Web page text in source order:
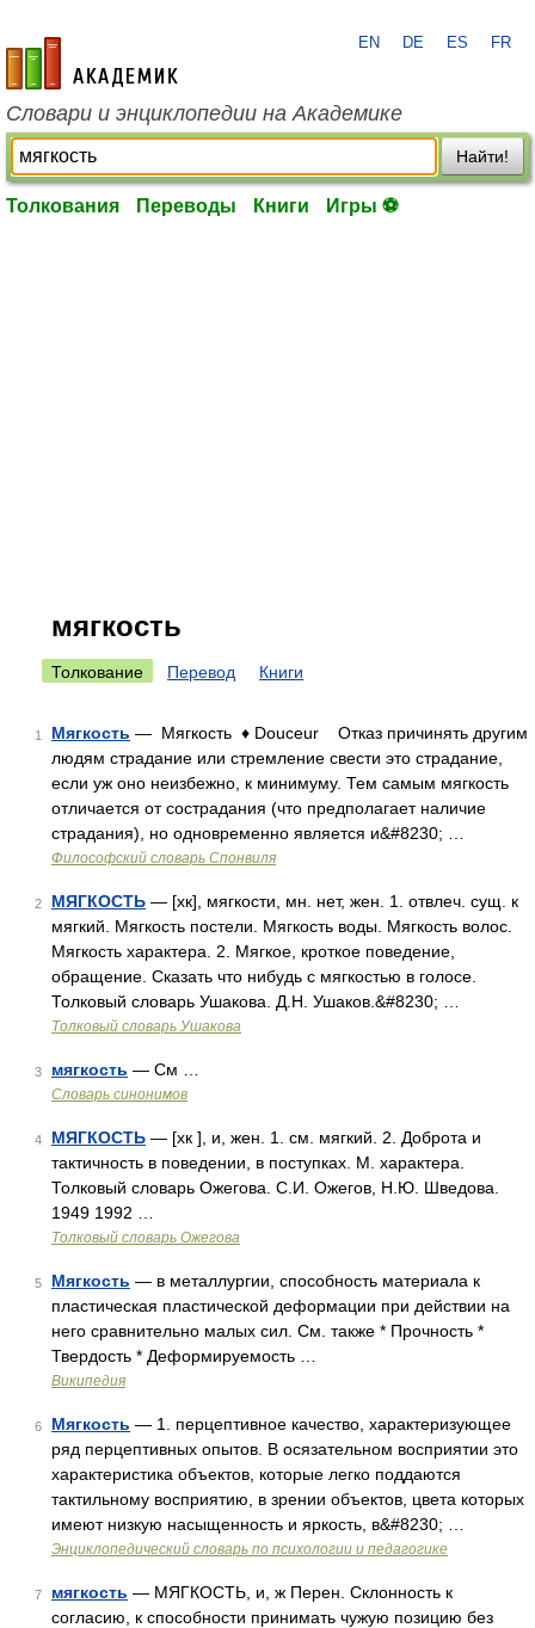
academic.ru
EN DE ES FR
Словари и энциклопедии на Академике
Найти!
Толкования Переводы Книги Игры ⚽
мягкость
Толкование Перевод Книги
1 Мягкость — Мягкость ♦ Douceur Отказ причинять другим
людям страдание или стремление свести это страдание,
если уж оно неизбежно, к минимуму. Тем самым мягкость
отличается от сострадания (что предполагает наличие
страдания), но одновременно является и&#8230; …
Философский словарь Спонвиля
2 МЯГКОСТЬ — [хк], мягкости, мн. нет, жен. 1. отвлеч. сущ. к
мягкий. Мягкость постели. Мягкость воды. Мягкость волос.
Мягкость характера. 2. Мягкое, кроткое поведение,
обращение. Сказать что нибудь с мягкостью в голосе.
Толковый словарь Ушакова. Д.Н. Ушаков.&#8230; …
Толковый словарь Ушакова
3 мягкость — См …
Словарь синонимов
4 МЯГКОСТЬ — [хк ], и, жен. 1. см. мягкий. 2. Доброта и
тактичность в поведении, в поступках. М. характера.
Толковый словарь Ожегова. С.И. Ожегов, Н.Ю. Шведова.
1949 1992 …
Толковый словарь Ожегова
5 Мягкость — в металлургии, способность материала к
пластическая пластической деформации при действии на
него сравнительно малых сил. См. также * Прочность *
Твердость * Деформируемость …
Википедия
6 Мягкость — 1. перцептивное качество, характеризующее
ряд перцептивных опытов. В осязательном восприятии это
характеристика объектов, которые легко поддаются
тактильному восприятию, в зрении объектов, цвета которых
имеют низкую насыщенность и яркость, в&#8230; …
Энциклопедический словарь по психологии и педагогике
7 мягкость — МЯГКОСТЬ, и, ж Перен. Склонность к
согласию, к способности принимать чужую позицию без